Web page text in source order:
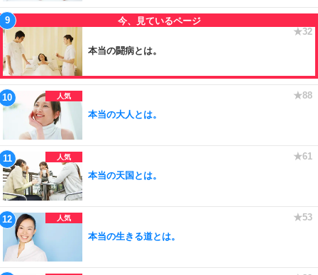
本当の闘病とは。
本当の大人とは。
本当の天国とは。
本当の生きる道とは。